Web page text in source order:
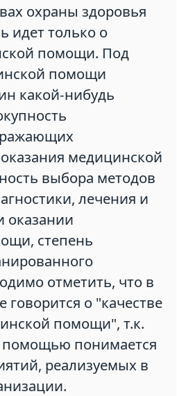
охраны здоровья
идет только о
помощи. Под
помощи
какой-нибудь
медицинской
выбора методов
лечения и
оказании
степень
отметить, что в
говорится о "качестве
помощи", т.к.
понимается
реализуемых в